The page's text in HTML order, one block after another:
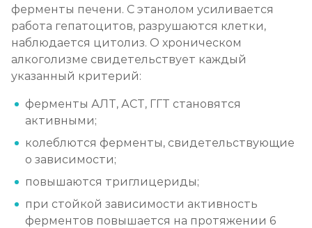
ферменты печени. С этанолом усиливается
работа гепатоцитов, разрушаются клетки,
наблюдается цитолиз. О хроническом
алкоголизме свидетельствует каждый
указанный критерий:
ферменты АЛТ, АСТ, ГГТ становятся
активными;
колеблются ферменты, свидетельствующие
о зависимости;
повышаются триглицериды;
при стойкой зависимости активность
ферментов повышается на протяжении 6